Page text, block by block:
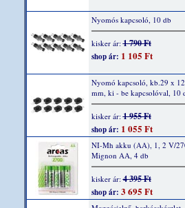
Nyomós kapcsoló, 10 db
kisker ár:1 790 Ft
shop ár: 1 105 Ft
Nyomó kapcsoló, kb.29 x
mm, ki - be kapcsolóval, 10
kisker ár:1 955 Ft
shop ár: 1 055 Ft
NI-Mh akku (AA), 1, 2 V/
Mignon AA, 4 db
kisker ár:4 395 Ft
shop ár: 3 695 Ft